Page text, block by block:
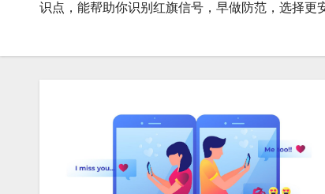
识点，能帮助你识别红旗信号，早做防范，选择更